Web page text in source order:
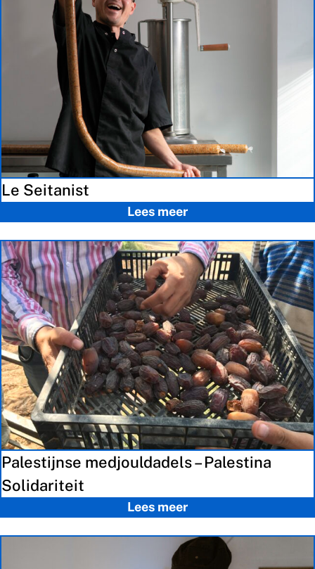
Le Seitanist
Lees meer
Palestijnse medjouldadels – Palestina
Solidariteit
Lees meer